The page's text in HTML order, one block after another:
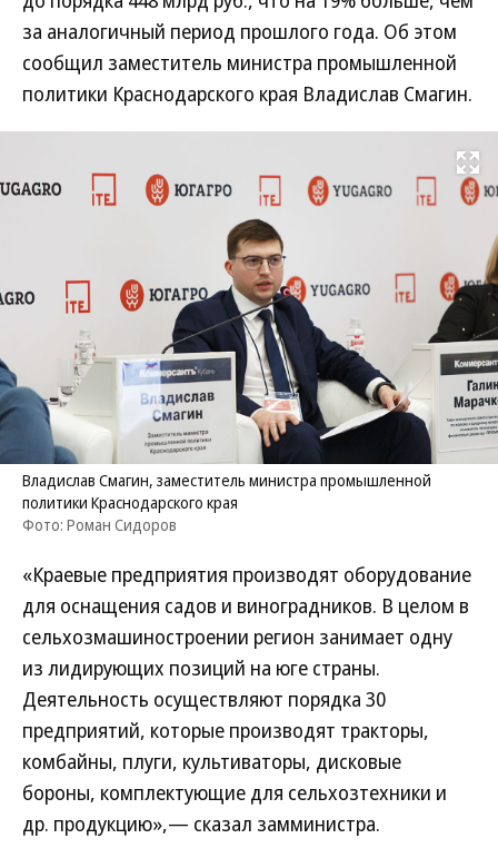
за аналогичный период прошлого года. Об этом
сообщил заместитель министра промышленной
политики Краснодарского края Владислав Смагин.
Развернуть
Владислав Смагин, заместитель министра промышленной
политики Краснодарского края
Фото: Роман Сидоров
«Краевые предприятия производят оборудование
для оснащения садов и виноградников. В целом в
сельхозмашиностроении регион занимает одну
из лидирующих позиций на юге страны.
Деятельность осуществляют порядка 30
предприятий, которые производят тракторы,
комбайны, плуги, культиваторы, дисковые
бороны, комплектующие для сельхозтехники и
др. продукцию»,— сказал замминистра.